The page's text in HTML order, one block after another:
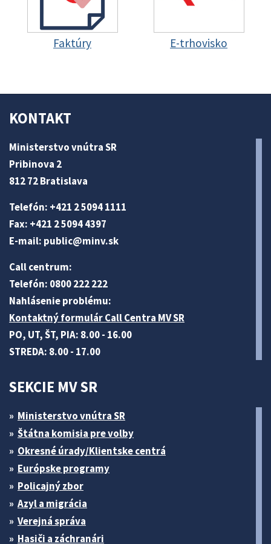
Faktúry E-trhovisko
KONTAKT
Ministerstvo vnútra SR
Pribinova 2
812 72 Bratislava
Telefón: +421 2 5094 1111
Fax: +421 2 5094 4397
E-mail: public@minv.sk
Call centrum:
Telefón: 0800 222 222
Nahlásenie problému:
Kontaktný formulár Call Centra MV SR
PO, UT, ŠT, PIA: 8.00 - 16.00
STREDA: 8.00 - 17.00
SEKCIE MV SR
Ministerstvo vnútra SR
Štátna komisia pre volby
Okresné úrady/Klientske centrá
Európske programy
Policajný zbor
Azyl a migrácia
Verejná správa
Hasiči a záchranári